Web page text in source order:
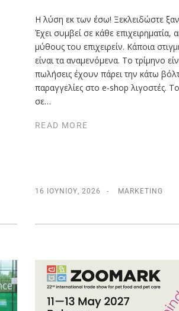
Η λύση εκ των έσω! Ξεκλειδώστε
Έχει συμβεί σε κάθε επιχειρηματία,
μύθους του επιχειρείν. Κάποια
είναι τα αναμενόμενα. Το τρίμηνο
πωλήσεις έχουν πάρει την κάτω
παραγγελίες στο e-shop λιγοστές.
σε…
READ MORE
16 ΙΟΥΝΊΟΥ, 2026 MARKETING